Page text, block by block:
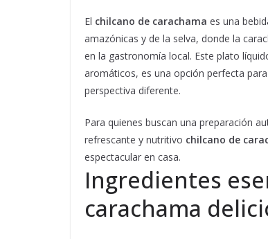
El chilcano de carachama es una
amazónicas y de la selva, donde la
en la gastronomía local. Este plato
aromáticos, es una opción perfecta
perspectiva diferente.
Para quienes buscan una preparación
refrescante y nutritivo chilcano de
espectacular en casa.
Ingredientes
carachama